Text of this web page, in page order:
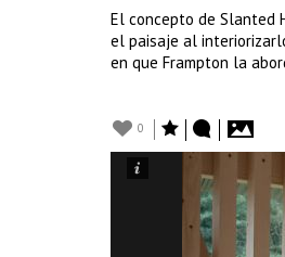
El concepto de Slanted
el paisaje al
en que Frampton la
0